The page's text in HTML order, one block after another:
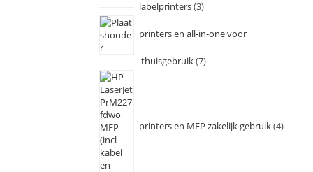
labelprinters 3
printers en all-in-one voor
thuisgebruik 7
printers en MFP zakelijk gebruik 4